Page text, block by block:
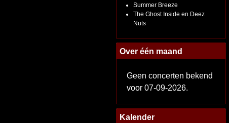
Summer Breeze
The Ghost Inside en Deez
Nuts
Over één maand
Geen concerten bekend
voor 07-09-2026.
Kalender